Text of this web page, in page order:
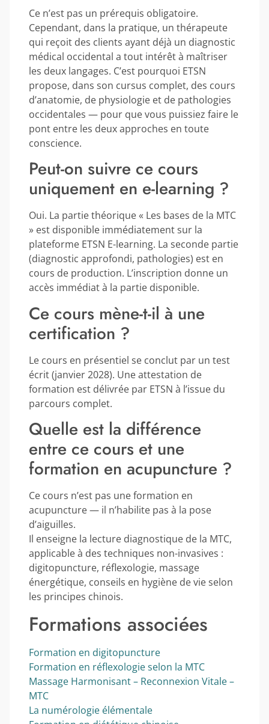
Ce n’est pas un prérequis obligatoire.
Cependant, dans la pratique, un thérapeute
qui reçoit des clients ayant déjà un diagnostic
médical occidental a tout intérêt à maîtriser
les deux langages. C’est pourquoi ETSN
propose, dans son cursus complet, des cours
d’anatomie, de physiologie et de pathologies
occidentales — pour que vous puissiez faire le
pont entre les deux approches en toute
conscience.
Peut-on suivre ce cours
uniquement en e-learning ?
Oui. La partie théorique « Les bases de la MTC
» est disponible immédiatement sur la
plateforme ETSN E-learning. La seconde partie
(diagnostic approfondi, pathologies) est en
cours de production. L’inscription donne un
accès immédiat à la partie disponible.
Ce cours mène-t-il à une
certification ?
Le cours en présentiel se conclut par un test
écrit (janvier 2028). Une attestation de
formation est délivrée par ETSN à l’issue du
parcours complet.
Quelle est la différence
entre ce cours et une
formation en acupuncture ?
Ce cours n’est pas une formation en
acupuncture — il n’habilite pas à la pose
d’aiguilles.
Il enseigne la lecture diagnostique de la MTC,
applicable à des techniques non-invasives :
digitopuncture, réflexologie, massage
énergétique, conseils en hygiène de vie selon
les principes chinois.
Formations associées
Formation en digitopuncture
Formation en réflexologie selon la MTC
Massage Harmonisant – Reconnexion Vitale –
MTC
La numérologie élémentale